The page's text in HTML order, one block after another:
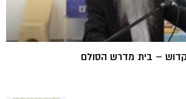
– בית מדרש הסולם